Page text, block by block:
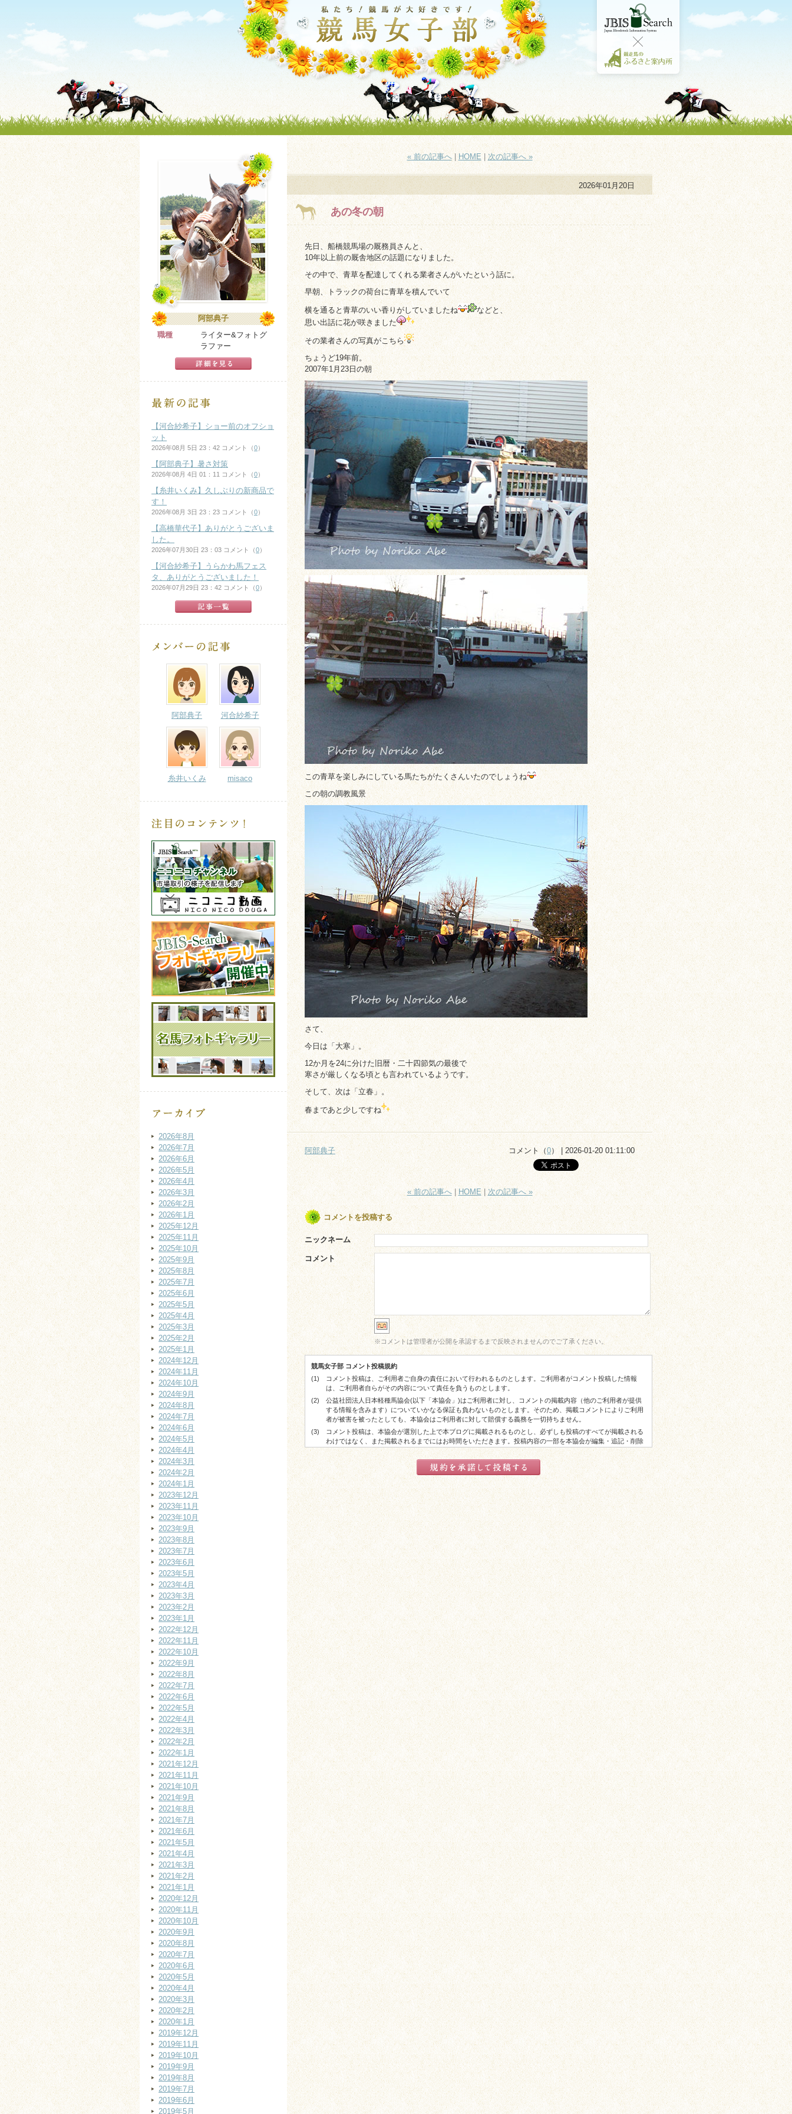
« 前の記事へ| HOME| 次の記事へ »
2026年01月20日
あの冬の朝
先日、船橋競馬場の厩務員さんと、
10年以上前の厩舎地区の話題になりました。
その中で、青草を配達してくれる業者さんがいたという話に。
早朝、トラックの荷台に青草を積んでいて
横を通ると青草のいい香りがしていましたね
などと、
思い出話に花が咲きました
その業者さんの写真がこちら
ちょうど19年前。
2007年1月23日の朝
この青草を楽しみにしている馬たちがたくさんいたのでしょうね
この朝の調教風景
さて、
今日は「大寒」。
12か月を24に分けた旧暦・二十四節気の最後で
寒さが厳しくなる頃とも言われているようです。
そして、次は「立春」。
春まであと少しですね
阿部典子 コメント（0） | 2026-01-20 01:11:00
« 前の記事へ| HOME| 次の記事へ »
コメントを投稿する
ニックネーム
コメント
※コメントは管理者が公開を承認するまで反映されませんのでご了承ください。
競馬女子部 コメント投稿規約
(1)
コメント投稿は、ご利用者ご自身の責任において行われるものとします。ご利用者がコメント投稿した情報
は、ご利用者自らがその内容について責任を負うものとします。
(2)
公益社団法人日本軽種馬協会(以下「本協会」)はご利用者に対し、コメントの掲載内容（他のご利用者が提供
する情報を含みます）についていかなる保証も負わないものとします。そのため、掲載コメントによりご利用
者が被害を被ったとしても、本協会はご利用者に対して賠償する義務を一切持ちません。
(3)
コメント投稿は、本協会が選別した上で本ブログに掲載されるものとし、必ずしも投稿のすべてが掲載される
わけではなく、また掲載されるまでにはお時間をいただきます。投稿内容の一部を本協会が編集・追記・削除
した上で掲載される場合があります。
(4)
コメント投稿が実際に掲載された場合でも、ご利用者に対する本協会からの謝礼等はございませんので予めご
了承ください。
以上
阿部典子
職種
ライター&フォトグ
ラファー
【河合紗希子】ショー前のオフショ
ット
2026年08月 5日 23：42 コメント（0）
【阿部典子】暑さ対策
2026年08月 4日 01：11 コメント（0）
【糸井いくみ】久しぶりの新商品で
す！
2026年08月 3日 23：23 コメント（0）
【高橋華代子】ありがとうございま
した。
2026年07月30日 23：03 コメント（0）
【河合紗希子】うらかわ馬フェス
タ、ありがとうございました！
2026年07月29日 23：42 コメント（0）
阿部典子 河合紗希子
糸井いくみ misaco
2026年8月
2026年7月
2026年6月
2026年5月
2026年4月
2026年3月
2026年2月
2026年1月
2025年12月
2025年11月
2025年10月
2025年9月
2025年8月
2025年7月
2025年6月
2025年5月
2025年4月
2025年3月
2025年2月
2025年1月
2024年12月
2024年11月
2024年10月
2024年9月
2024年8月
2024年7月
2024年6月
2024年5月
2024年4月
2024年3月
2024年2月
2024年1月
2023年12月
2023年11月
2023年10月
2023年9月
2023年8月
2023年7月
2023年6月
2023年5月
2023年4月
2023年3月
2023年2月
2023年1月
2022年12月
2022年11月
2022年10月
2022年9月
2022年8月
2022年7月
2022年6月
2022年5月
2022年4月
2022年3月
2022年2月
2022年1月
2021年12月
2021年11月
2021年10月
2021年9月
2021年8月
2021年7月
2021年6月
2021年5月
2021年4月
2021年3月
2021年2月
2021年1月
2020年12月
2020年11月
2020年10月
2020年9月
2020年8月
2020年7月
2020年6月
2020年5月
2020年4月
2020年3月
2020年2月
2020年1月
2019年12月
2019年11月
2019年10月
2019年9月
2019年8月
2019年7月
2019年6月
2019年5月